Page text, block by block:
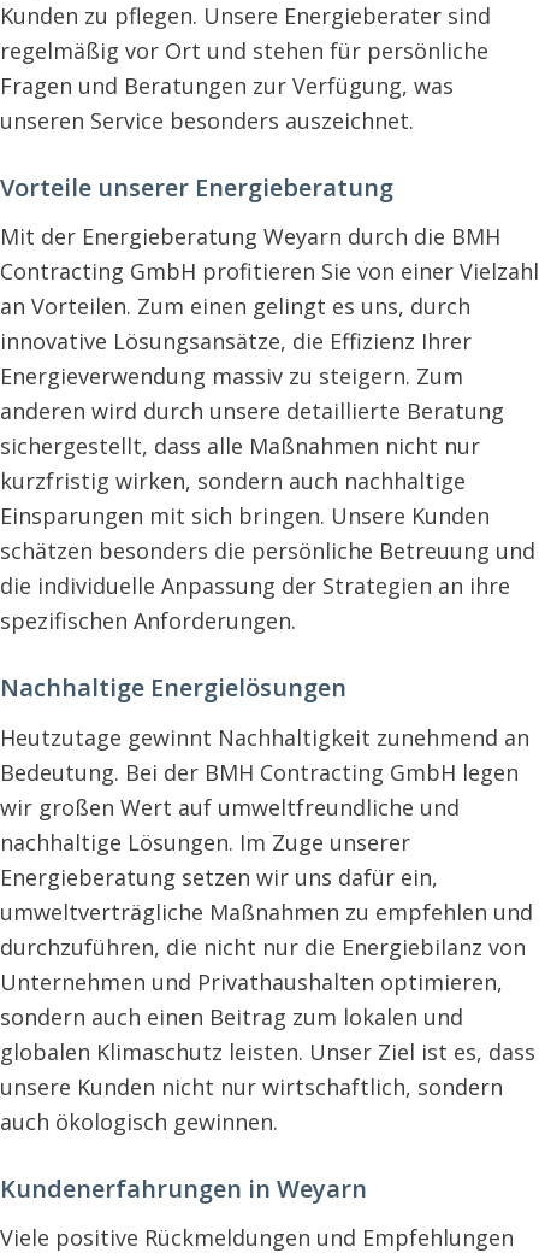
Kunden zu pflegen. Unsere Energieberater sind
regelmäßig vor Ort und stehen für persönliche
Fragen und Beratungen zur Verfügung, was
unseren Service besonders auszeichnet.
Vorteile unserer Energieberatung
Mit der Energieberatung Weyarn durch die BMH
Contracting GmbH profitieren Sie von einer Vielzahl
an Vorteilen. Zum einen gelingt es uns, durch
innovative Lösungsansätze, die Effizienz Ihrer
Energieverwendung massiv zu steigern. Zum
anderen wird durch unsere detaillierte Beratung
sichergestellt, dass alle Maßnahmen nicht nur
kurzfristig wirken, sondern auch nachhaltige
Einsparungen mit sich bringen. Unsere Kunden
schätzen besonders die persönliche Betreuung und
die individuelle Anpassung der Strategien an ihre
spezifischen Anforderungen.
Nachhaltige Energielösungen
Heutzutage gewinnt Nachhaltigkeit zunehmend an
Bedeutung. Bei der BMH Contracting GmbH legen
wir großen Wert auf umweltfreundliche und
nachhaltige Lösungen. Im Zuge unserer
Energieberatung setzen wir uns dafür ein,
umweltverträgliche Maßnahmen zu empfehlen und
durchzuführen, die nicht nur die Energiebilanz von
Unternehmen und Privathaushalten optimieren,
sondern auch einen Beitrag zum lokalen und
globalen Klimaschutz leisten. Unser Ziel ist es, dass
unsere Kunden nicht nur wirtschaftlich, sondern
auch ökologisch gewinnen.
Kundenerfahrungen in Weyarn
Viele positive Rückmeldungen und Empfehlungen